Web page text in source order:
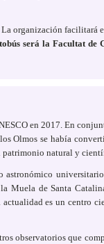
organización facilitará
será la Facultat
en 2017. En
Olmos se había
natural y
Muela de Santa
es un centro
observatorios que